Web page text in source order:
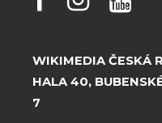
WIKIMEDIA ČESKÁ
HALA 40,
7